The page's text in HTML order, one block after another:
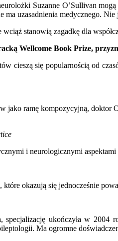
Suzanne O’Sullivan
uzasadnienia medycznego.
stanowią zagadkę dla
Wellcome Book Prize,
cieszą się popularnością od
jako ramę kompozycyjną,
i neurologicznymi
okazują się jednocześnie
specjalizację ukończyła w
Ma ogromne